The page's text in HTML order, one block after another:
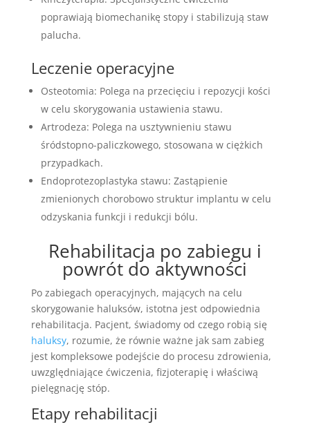
poprawiają biomechanikę stopy i stabilizują staw
palucha.
Leczenie operacyjne
Osteotomia: Polega na przecięciu i repozycji kości
w celu skorygowania ustawienia stawu.
Artrodeza: Polega na usztywnieniu stawu
śródstopno-paliczkowego, stosowana w ciężkich
przypadkach.
Endoprotezoplastyka stawu: Zastąpienie
zmienionych chorobowo struktur implantu w celu
odzyskania funkcji i redukcji bólu.
Rehabilitacja po zabiegu i
powrót do aktywności
Po zabiegach operacyjnych, mających na celu
skorygowanie haluksów, istotna jest odpowiednia
rehabilitacja. Pacjent, świadomy od czego robią się
haluksy, rozumie, że równie ważne jak sam zabieg
jest kompleksowe podejście do procesu zdrowienia,
uwzględniające ćwiczenia, fizjoterapię i właściwą
pielęgnację stóp.
Etapy rehabilitacji